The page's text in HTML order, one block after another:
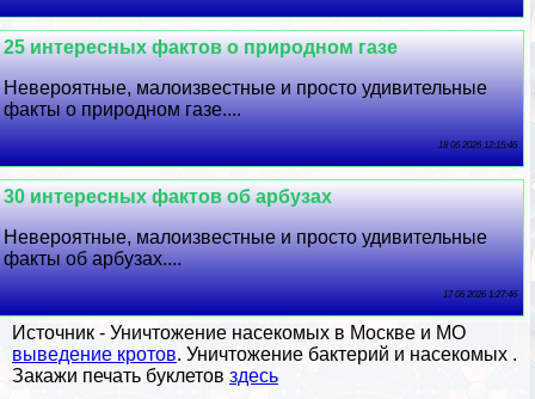
Источник - Уничтожение насекомых в Москве и МО
выведение кротов. Уничтожение бактерий и насекомых .
Закажи печать буклетов здесь
25 интересных фактов о природном газе
Невероятные, малоизвестные и просто удивительные
факты о природном газе....
18 06 2026 12:15:46
30 интересных фактов об арбузах
Невероятные, малоизвестные и просто удивительные
факты об арбузах....
17 06 2026 1:27:46